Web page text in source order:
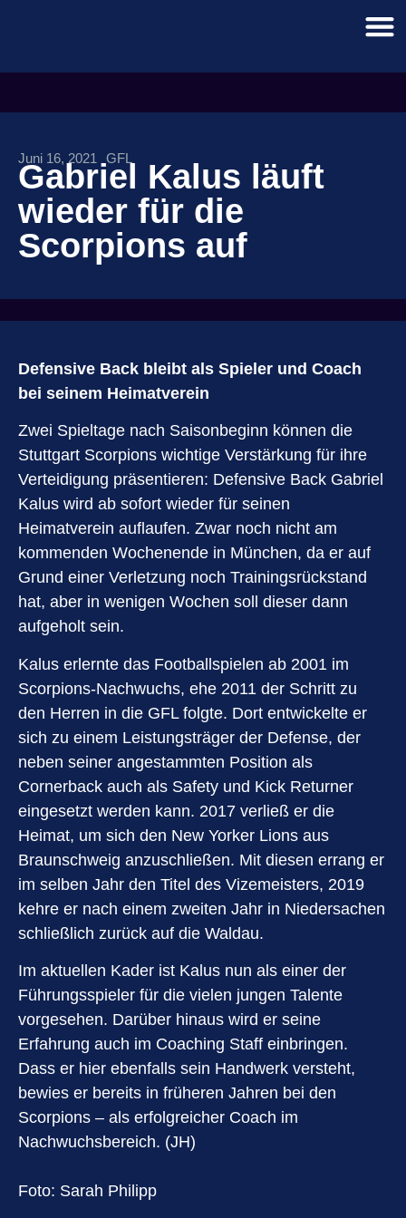
Juni 16, 2021 GFL
Gabriel Kalus läuft
wieder für die
Scorpions auf
Defensive Back bleibt als Spieler und Coach
bei seinem Heimatverein
Zwei Spieltage nach Saisonbeginn können die
Stuttgart Scorpions wichtige Verstärkung für ihre
Verteidigung präsentieren: Defensive Back Gabriel
Kalus wird ab sofort wieder für seinen
Heimatverein auflaufen. Zwar noch nicht am
kommenden Wochenende in München, da er auf
Grund einer Verletzung noch Trainingsrückstand
hat, aber in wenigen Wochen soll dieser dann
aufgeholt sein.
Kalus erlernte das Footballspielen ab 2001 im
Scorpions-Nachwuchs, ehe 2011 der Schritt zu
den Herren in die GFL folgte. Dort entwickelte er
sich zu einem Leistungsträger der Defense, der
neben seiner angestammten Position als
Cornerback auch als Safety und Kick Returner
eingesetzt werden kann. 2017 verließ er die
Heimat, um sich den New Yorker Lions aus
Braunschweig anzuschließen. Mit diesen errang er
im selben Jahr den Titel des Vizemeisters, 2019
kehre er nach einem zweiten Jahr in Niedersachen
schließlich zurück auf die Waldau.
Im aktuellen Kader ist Kalus nun als einer der
Führungsspieler für die vielen jungen Talente
vorgesehen. Darüber hinaus wird er seine
Erfahrung auch im Coaching Staff einbringen.
Dass er hier ebenfalls sein Handwerk versteht,
bewies er bereits in früheren Jahren bei den
Scorpions – als erfolgreicher Coach im
Nachwuchsbereich. (JH)
Foto: Sarah Philipp